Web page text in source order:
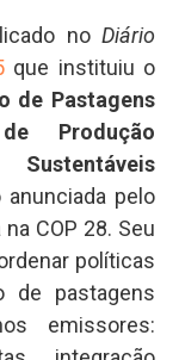
no Diário
que instituiu o
de Pastagens
Produção
pelo
COP 28. Seu
políticas
de pastagens
emissores: